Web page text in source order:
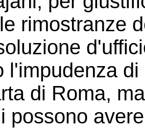
rimostranze
l'impudenza
di Roma,
possono